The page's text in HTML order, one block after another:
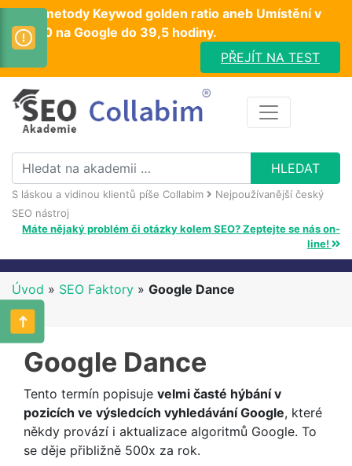
Test metody Keywod golden ratio aneb Umístění v
TOP10 na Google do 39,5 hodiny.
PŘEJÍT NA TEST
S láskou a vidinou klientů píše Collabim
Nejpoužívanější český
SEO nástroj
Máte nějaký problém či otázky kolem SEO? Zeptejte se nás on-
line!
Úvod » SEO Faktory » Google Dance
Google Dance
Tento termín popisuje velmi časté hýbání v
pozicích ve výsledcích vyhledávání Google, které
někdy provází i aktualizace algoritmů Google. To
se děje přibližně 500x za rok.